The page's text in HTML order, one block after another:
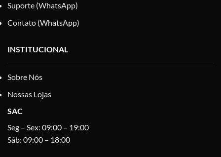
Suporte (WhatsApp)
Contato (WhatsApp)
INSTITUCIONAL
Sobre Nós
Nossas Lojas
SAC
Seg – Sex: 09:00 – 19:00
Sáb: 09:00 – 18:00